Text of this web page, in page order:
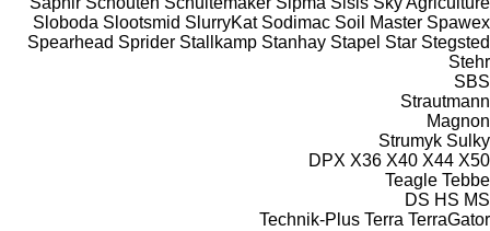
Sloboda Slootsmid SlurryKat Sodimac Soil Master Spawex
Spearhead Sprider Stallkamp Stanhay Stapel Star Stegsted
Stehr
SBS
Strautmann
Magnon
Strumyk Sulky
DPX X36 X40 X44 X50
Teagle Tebbe
DS HS MS
Technik-Plus Terra TerraGator